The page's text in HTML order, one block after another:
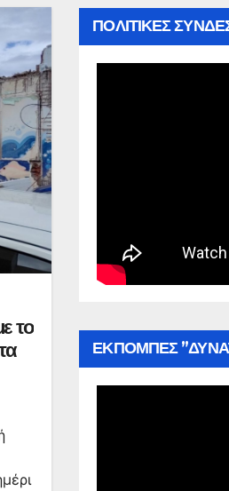
το
ΠΟΛΙΤΙΚΕΣ
ΕΚΠΟΜΠΕΣ